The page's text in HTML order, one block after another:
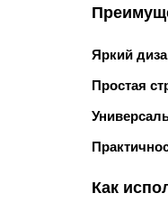
Яркий
Простая
Как